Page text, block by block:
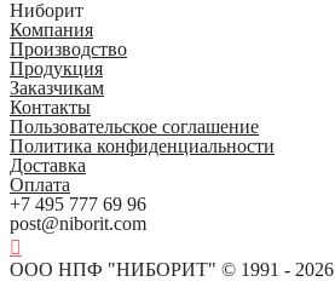
Ниборит
Компания
Производство
Продукция
Заказчикам
Контакты
Пользовательское соглашение
Политика конфиденциальности
Доставка
Оплата
+7 495 777 69 96
post@niborit.com
ООО НПФ "НИБОРИТ" © 1991 - 2026